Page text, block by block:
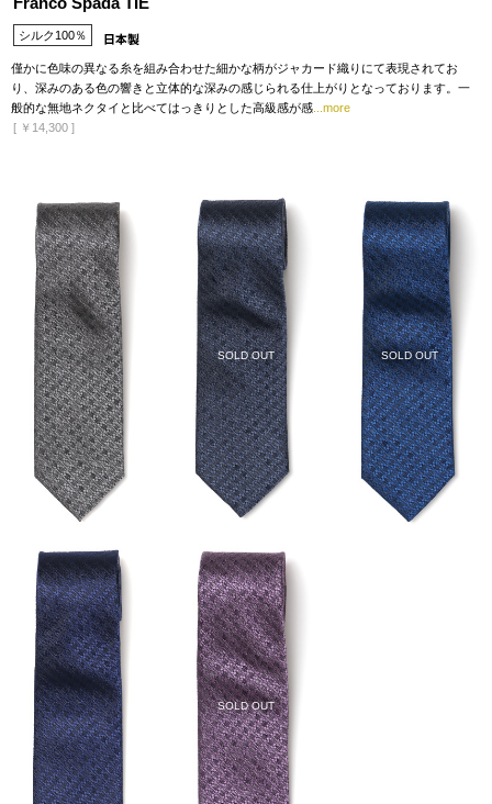
シルク100％
僅かに色味の異なる糸を組み合わせた細かな柄がジャカード織りにて表現されてお
り、深みのある色の響きと立体的な深みの感じられる仕上がりとなっております。一
般的な無地ネクタイと比べてはっきりとした高級感が感 ...more
[ ￥14,300 ]
SOLD OUT SOLD OUT
SOLD OUT